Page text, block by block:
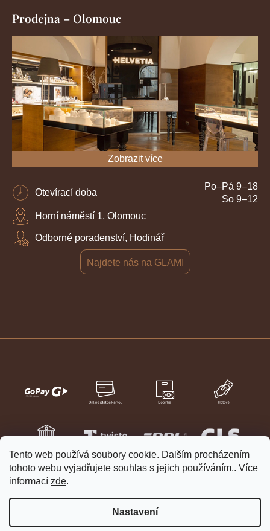
Tento web používá soubory cookie. Dalším procházením
tohoto webu vyjadřujete souhlas s jejich používáním.. Více
informací zde.
Nastavení
Prodejna – Olomouc
Zobrazit více
Otevírací doba
Po–Pá 9–18
So 9–12
Horní náměstí 1, Olomouc
Odborné poradenství, Hodinář
Najdete nás na GLAMI
Vytvořil Shoptet